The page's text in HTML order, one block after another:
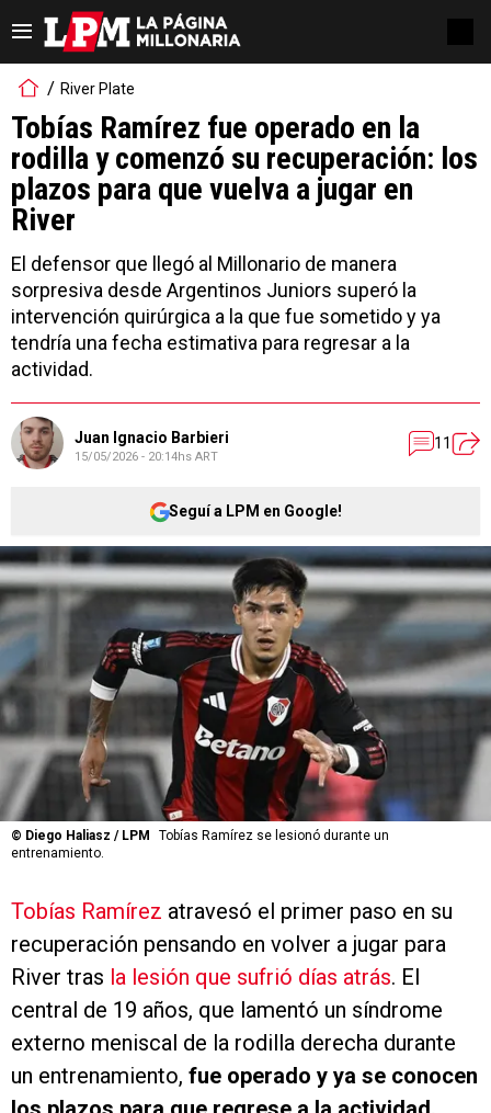
River Plate
Tobías Ramírez fue operado en la
rodilla y comenzó su recuperación: los
plazos para que vuelva a jugar en
River
El defensor que llegó al Millonario de manera
sorpresiva desde Argentinos Juniors superó la
intervención quirúrgica a la que fue sometido y ya
tendría una fecha estimativa para regresar a la
actividad.
Juan Ignacio Barbieri
15/05/2026 - 20:14hs ART
11
Seguí a LPM en Google!
© Diego Haliasz / LPM
Tobías Ramírez se lesionó durante un
entrenamiento.
Tobías Ramírez atravesó el primer paso en su
recuperación pensando en volver a jugar para
River tras la lesión que sufrió días atrás. El
central de 19 años, que lamentó un síndrome
externo meniscal de la rodilla derecha durante
un entrenamiento, fue operado y ya se conocen